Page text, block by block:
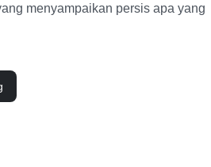
menyampaikan persis apa yang